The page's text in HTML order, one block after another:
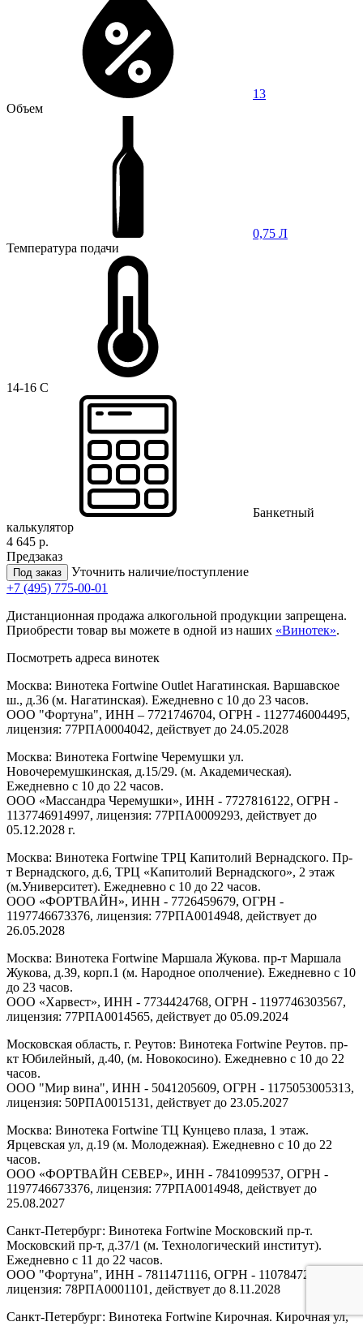
13
Объем
0,75 Л
Температура подачи
14-16 C
Банкетный
калькулятор
4 645 р.
Предзаказ
Под заказ
Уточнить наличие/поступление
+7 (495) 775-00-01
Дистанционная продажа алкогольной продукции запрещена.
Приобрести товар вы можете в одной из наших «Винотек».
Посмотреть адреса винотек
Москва: Винотека Fortwine Outlet Нагатинская. Варшавское
ш., д.36 (м. Нагатинская). Ежедневно с 10 до 23 часов.
ООО "Фортуна", ИНН – 7721746704, ОГРН - 1127746004495,
лицензия: 77РПА0004042, действует до 24.05.2028
Москва: Винотека Fortwine Черемушки ул.
Новочеремушкинская, д.15/29. (м. Академическая).
Ежедневно с 10 до 22 часов.
ООО «Массандра Черемушки», ИНН - 7727816122, ОГРН -
1137746914997, лицензия: 77РПА0009293, действует до
05.12.2028 г.
Москва: Винотека Fortwine ТРЦ Капитолий Вернадского. Пр-
т Вернадского, д.6, ТРЦ «Капитолий Вернадского», 2 этаж
(м.Университет). Ежедневно с 10 до 22 часов.
ООО «ФОРТВАЙН», ИНН - 7726459679, ОГРН -
1197746673376, лицензия: 77РПА0014948, действует до
26.05.2028
Москва: Винотека Fortwine Маршала Жукова. пр-т Маршала
Жукова, д.39, корп.1 (м. Народное ополчение). Ежедневно с 10
до 23 часов.
ООО «Харвест», ИНН - 7734424768, ОГРН - 1197746303567,
лицензия: 77РПА0014565, действует до 05.09.2024
Московская область, г. Реутов: Винотека Fortwine Реутов. пр-
кт Юбилейный, д.40, (м. Новокосино). Ежедневно с 10 до 22
часов.
ООО "Мир вина", ИНН - 5041205609, ОГРН - 1175053005313,
лицензия: 50РПА0015131, действует до 23.05.2027
Москва: Винотека Fortwine ТЦ Кунцево плаза, 1 этаж.
Ярцевская ул, д.19 (м. Молодежная). Ежедневно с 10 до 22
часов.
ООО «ФОРТВАЙН СЕВЕР», ИНН - 7841099537, ОГРН -
1197746673376, лицензия: 77РПА0014948, действует до
25.08.2027
Санкт-Петербург: Винотека Fortwine Московский пр-т.
Московский пр-т, д.37/1 (м. Технологический институт).
Ежедневно с 11 до 22 часов.
ООО "Фортуна", ИНН - 7811471116, ОГРН - 1107847277438,
лицензия: 78РПА0001101, действует до 8.11.2028
Санкт-Петербург: Винотека Fortwine Кирочная. Кирочная ул,